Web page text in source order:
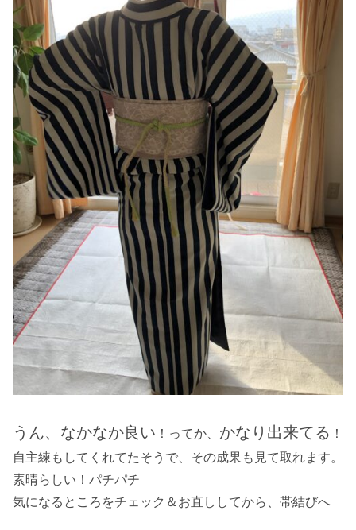
うん、なかなか良い ！ってか、 かなり出来てる ！
自主練もしてくれてたそうで、その成果も見て取れます。
素晴らしい！パチパチ
気になるところをチェック＆お直ししてから、帯結びへ